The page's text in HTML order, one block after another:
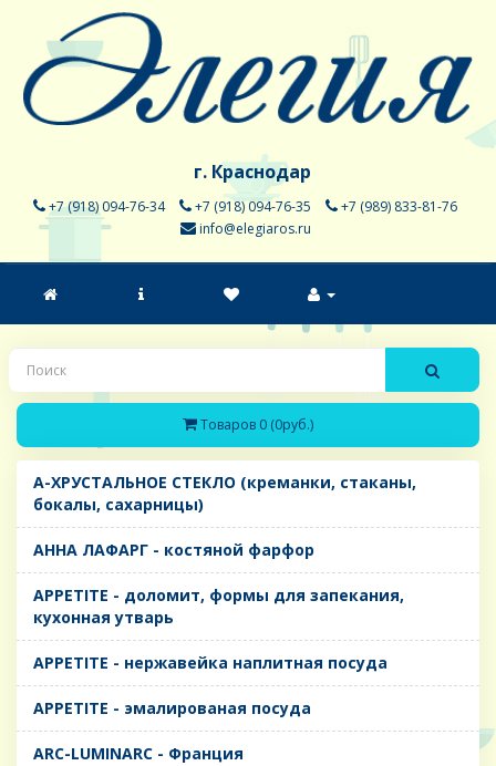
г. Краснодар
+7 (918) 094-76-34 +7 (918) 094-76-35
+7 (989) 833-81-76
info@elegiaros.ru
Товаров 0 (0руб.)
A-ХРУСТАЛЬНОЕ СТЕКЛО (креманки, стаканы,
бокалы, сахарницы)
AHHA ЛАФАРГ - костяной фарфор
APPETITE - доломит, формы для запекания,
кухонная утварь
APPETITE - нержавейка наплитная посуда
APPETITE - эмалированая посуда
ARC-LUMINARC - Франция